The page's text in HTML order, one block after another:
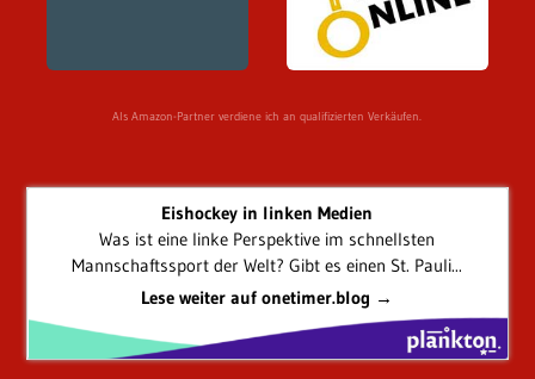
Als Amazon-Partner verdiene ich an qualifizierten Verkäufen.
Eishockey in linken Medien
Was ist eine linke Perspektive im schnellsten
Mannschaftssport der Welt? Gibt es einen St. Pauli...
Lese weiter auf onetimer.blog →